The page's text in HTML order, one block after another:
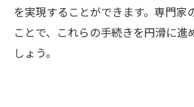
を実現することができます。専門家
ことで、これらの手続きを円滑に進
しょう。